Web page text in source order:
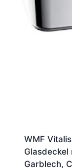
WMF
Glasdeckel
Garblech,